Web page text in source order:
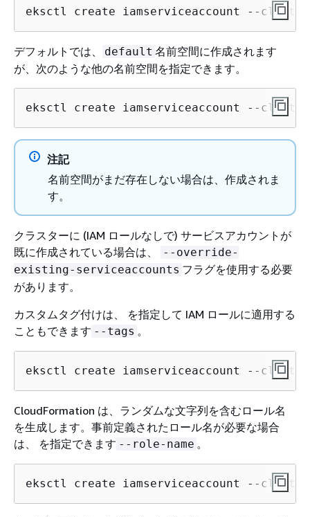
eksctl create iamserviceaccount --
デフォルトでは、 default 名前空間に作成されます
が、次のような他の名前空間を指定できます。
eksctl create iamserviceaccount --
注記
名前空間がまだ存在しない場合は、作成されま
す。
クラスターに (IAM ロールなしで) サービスアカウントが
既に作成されている場合は、
--override-
existing-serviceaccounts フラグを使用する必要
があります。
カスタムタグ付けは、 を指定して IAM ロールに適用する
こともできます --tags 。
eksctl create iamserviceaccount --
CloudFormation は、ランダムな文字列を含むロール名
を生成します。事前定義されたロール名が必要な場合
は、 を指定できます --role-name 。
eksctl create iamserviceaccount --